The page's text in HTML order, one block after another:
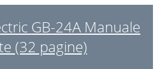
GB-24A Manuale
(32 pagine)